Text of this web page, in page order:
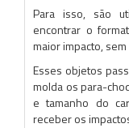
Para isso, são
encontrar o
maior impacto,
Esses objetos
molda os para-
e tamanho do
receber os